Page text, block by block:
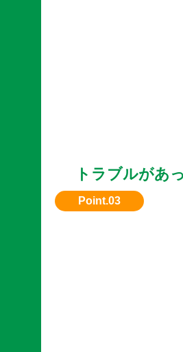
トラブルがあ
何か問題があった際